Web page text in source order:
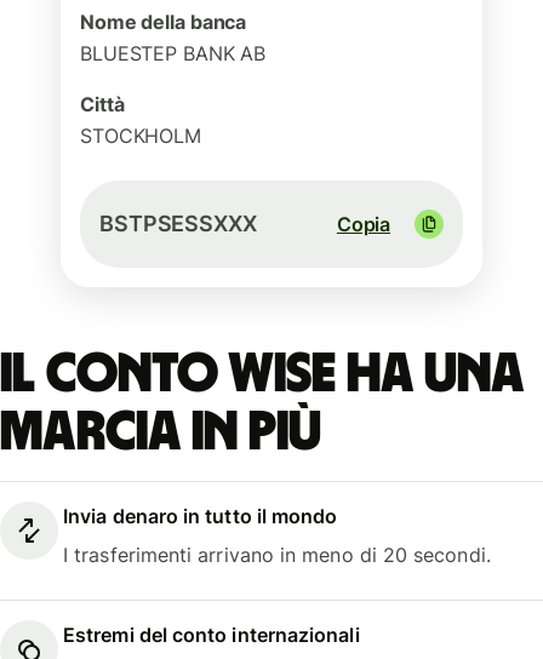
Nome della banca
BLUESTEP BANK AB
Città
STOCKHOLM
BSTPSESSXXX Copia
Il conto Wise ha una
marcia in più
Invia denaro in tutto il mondo
I trasferimenti arrivano in meno di 20 secondi.
Estremi del conto internazionali